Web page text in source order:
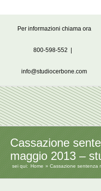
Per informazioni chiama ora
800-598-552
info@studiocerbone.com
Cassazione
maggio 2013 –
sei qui: Home Cassazione sentenza